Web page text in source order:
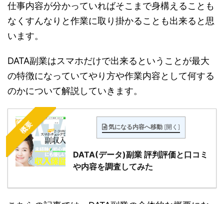
仕事内容が分かっていればそこまで身構えることも
なくすんなりと作業に取り掛かることも出来ると思
います。
DATA副業はスマホだけで出来るということが最大
の特徴になっていてやり方や作業内容として何する
のかについて解説していきます。
概要 気になる内容へ移動 [開く ]
DATA(データ)副業 評判評価と口コミ
や内容を調査してみた